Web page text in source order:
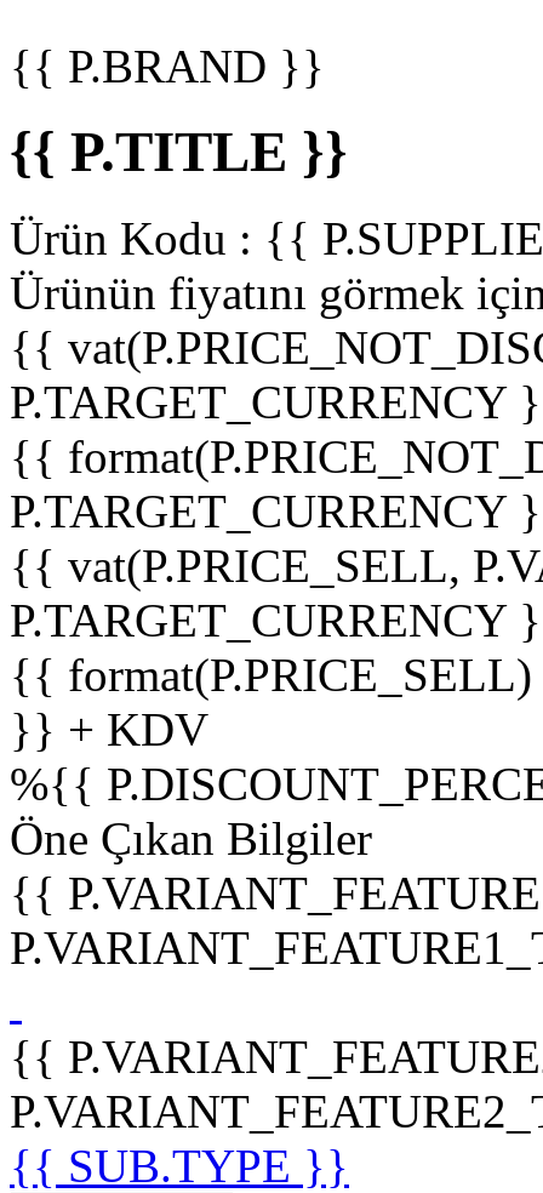
{{ P.BRAND }}
{{ P.TITLE }}
Ürün Kodu : {{
Ürünün fiyatını görmek
{{
P.TARGET_CURRENCY
{{
P.TARGET_CURRENCY
{{ vat(P.PRICE_SELL,
P.TARGET_CURRENCY
{{
}} + KDV
%{{
Öne Çıkan Bilgiler
{{
{{
{{ SUB.TYPE }}